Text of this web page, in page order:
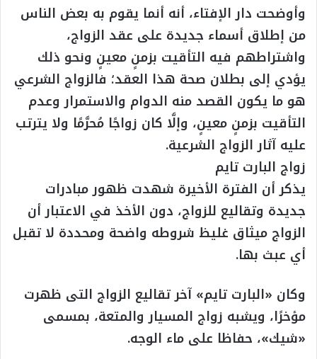
وأوضحت دار الإفتاء، أنه أنما يقوم به بعض الناس
من إطلاق أسماء جديدة على عقد الزواج،
واشتراطهم فيه التأقيت بزمنٍ معينٍ ونحو ذلك
يؤدي إلى بطلان صحة هذا العقد؛ فالزواج الشرعي
هو ما يكون القصد منه الدوام والاستمرار وعدم
التأقيت بزمنٍ معينٍ، وإلَّا كان زواجًا مُحرَّمًا ولا يترتب
عليه آثار الزواج الشرعية.
زواج البارت تايم
يذكر أن الفترة الأخيرة شهدت ظهور مبادرات
جديدة وتقاليع للزواج، دون الأخذ في الاعتبار أن
الزواج ميثاق غليظ شروطه واضحة ومحددة لا تقبل
أي عبث بها.
وكان «البارت تايم» آخر تقاليع الزواج التى ظهرت
مؤخرًا، ويشبه زواج المسيار والمتعة، بمسمى
«شيك»، حفاظا على ماء الوجه.